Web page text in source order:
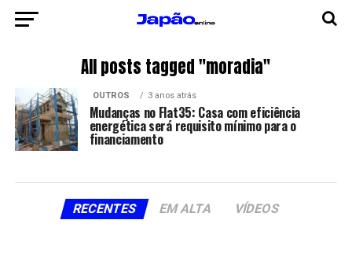
All posts tagged "moradia"
OUTROS 3 anos atrás
Mudanças no Flat35: Casa com eficiência
energética será requisito mínimo para o
financiamento
RECENTES EM ALTA VÍDEOS